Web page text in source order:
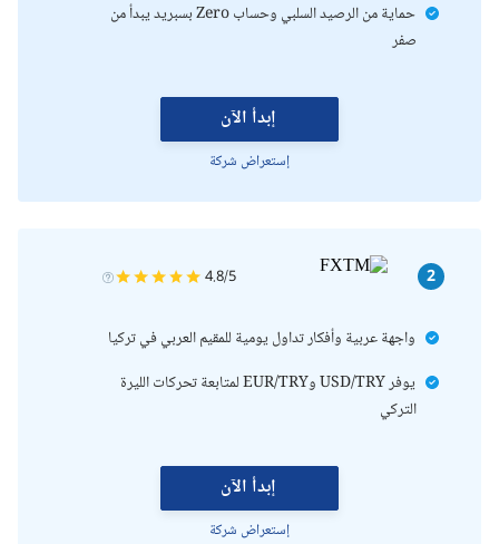
إبدأ الآن
إستعراض شركة
حماية من الرصيد السلبي وحساب Zero بسبريد يبدأ من
صفر
إبدأ الآن
إستعراض شركة
2
4.8/5
واجهة عربية وأفكار تداول يومية للمقيم العربي في تركيا
يوفر USD/TRY وEUR/TRY لمتابعة تحركات الليرة
التركي